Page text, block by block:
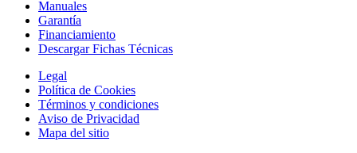
Manuales
Garantía
Financiamiento
Descargar Fichas Técnicas
Legal
Política de Cookies
Términos y condiciones
Aviso de Privacidad
Mapa del sitio